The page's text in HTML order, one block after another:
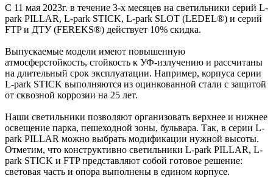
C 11 мая 2023г. в течение 3-х месяцев на светильники серий L-
park PILLAR, L-park STICK, L-park SLOT (LEDEL®) и серий
FTP и ДТУ (FEREKS®) действует 10% скидка.
Выпускаемые модели имеют повышенную
атмосферстойкость, стойкость к УФ-излучению и рассчитаны
на длительный срок эксплуатации. Например, корпуса серии
L-park STICK выполняются из оцинкованной стали с защитой
от сквозной коррозии на 25 лет.
Наши светильники позволяют организовать верхнее и нижнее
освещение парка, пешеходной зоны, бульвара. Так, в серии L-
park PILLAR можно выбрать модификации нужной высоты.
Отметим, что конструктивно светильники L-park PILLAR, L-
park STICK и FTP представляют собой готовое решение:
световая часть и опора выполнены в едином корпусе.